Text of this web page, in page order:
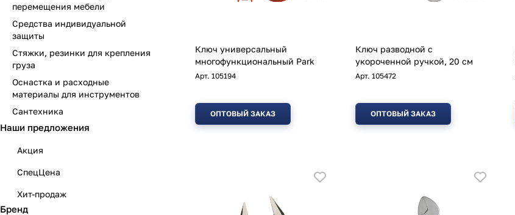
Ключ универсальный
многофункциональный Park
Арт. 105194
ОПТОВЫЙ ЗАКАЗ
Ключ разводной с
укороченной ручкой, 20 см
Арт. 105472
ОПТОВЫЙ ЗАКАЗ
перемещения мебели
Средства индивидуальной
защиты
Стяжки, резинки для крепления
груза
Оснастка и расходные
материалы для инструментов
Сантехника
Наши предложения
Акция
СпецЦена
Хит-продаж
Бренд